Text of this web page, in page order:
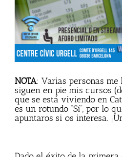
NOTA: Varias personas me
siguen en pie mis cursos
que se está viviendo en
es un rotundo “Sí”, por lo
apuntaros si os interesa.